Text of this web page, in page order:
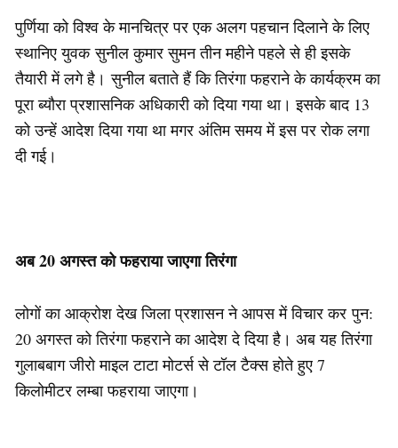
पुर्णिया को विश्व के मानचित्र पर एक अलग पहचान दिलाने के लिए
स्थानिए युवक सुनील कुमार सुमन तीन महीने पहले से ही इसके
तैयारी में लगे है। सुनील बताते हैं कि तिरंगा फहराने के कार्यक्रम का
पूरा ब्यौरा प्रशासनिक अधिकारी को दिया गया था। इसके बाद 13
को उन्हें आदेश दिया गया था मगर अंतिम समय में इस पर रोक लगा
दी गई।
अब 20 अगस्त को फहराया जाएगा तिरंगा
लोगों का आक्रोश देख जिला प्रशासन ने आपस में विचार कर पुन:
20 अगस्त को तिरंगा फहराने का आदेश दे दिया है। अब यह तिरंगा
गुलाबबाग जीरो माइल टाटा मोटर्स से टॉल टैक्स होते हुए 7
किलोमीटर लम्बा फहराया जाएगा।